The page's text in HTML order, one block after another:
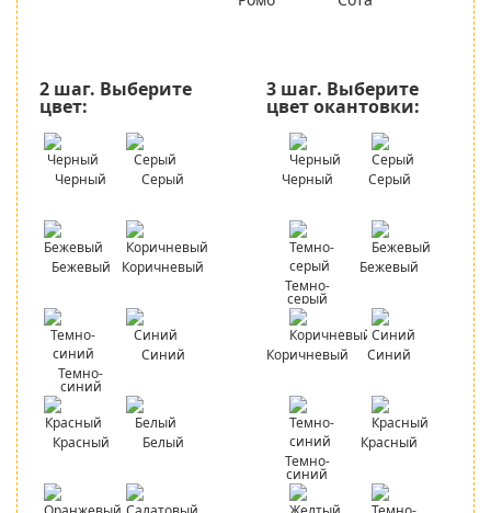
2 шаг. Выберите
цвет:
Черный Серый
Бежевый Коричневый
Темно-
синий
Синий
Красный Белый
3 шаг. Выберите
цвет окантовки:
Черный Серый
Темно-
серый
Бежевый
Коричневый Синий
Темно-
синий
Красный